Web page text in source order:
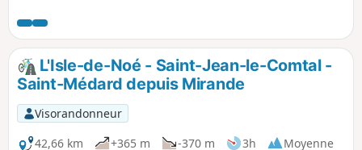
L'Isle-de-Noé - Saint-Jean-le-Comtal -
Saint-Médard depuis Mirande
Visorandonneur
42,66 km
+365 m -370 m 3h
Moyenne